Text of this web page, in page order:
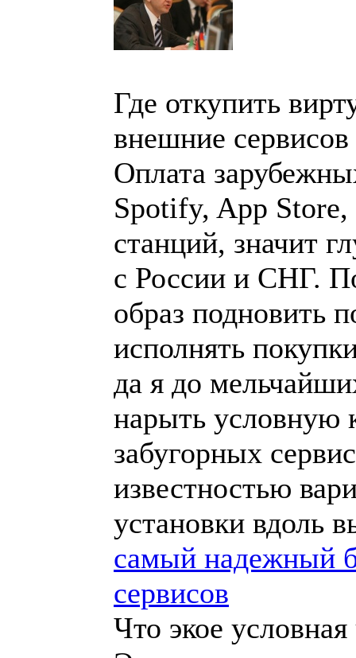
Где откупить
внешние
Оплата
Spotify, App
станций, значит
с России и СНГ.
образ подновить
исполнять
да я до
нарыть условную
забугорных
известностью
установки вдоль
самый надежный
сервисов
Что экое